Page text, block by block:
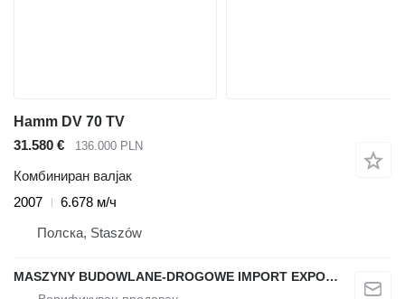
Hamm DV 70 TV
31.580 €
136.000 PLN
Комбиниран валјак
2007
6.678 м/ч
Полска, Staszów
MASZYNY BUDOWLANE-DROGOWE IMPORT EXPORT